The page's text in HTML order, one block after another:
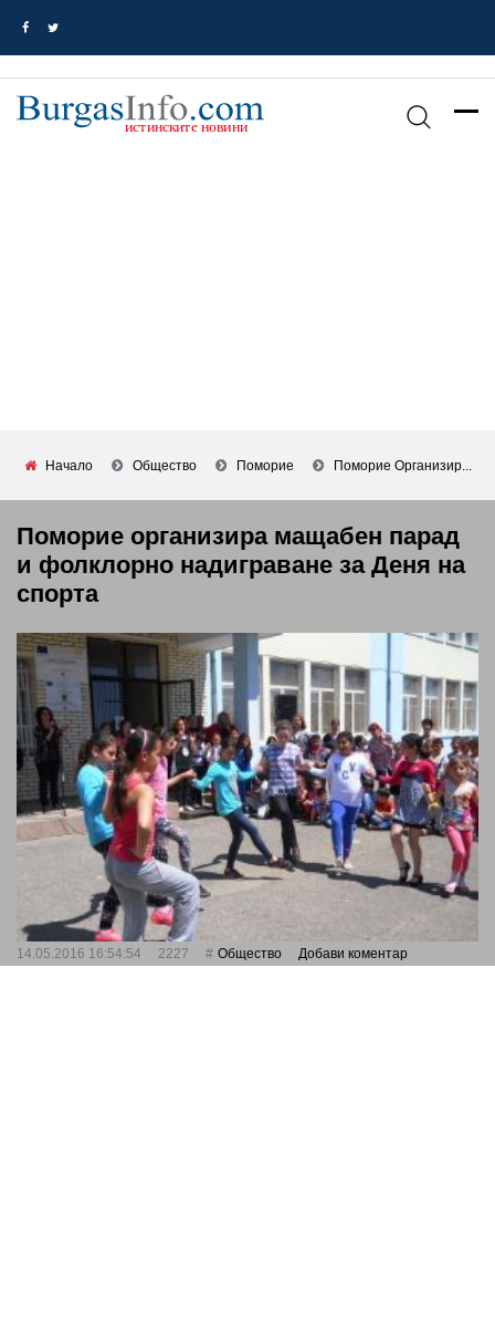
Начало Общество Поморие Поморие Организир...
Поморие организира мащабен парад
и фолклорно надиграване за Деня на
спорта
14.05.2016 16:54:54 2227 Общество Добави коментар